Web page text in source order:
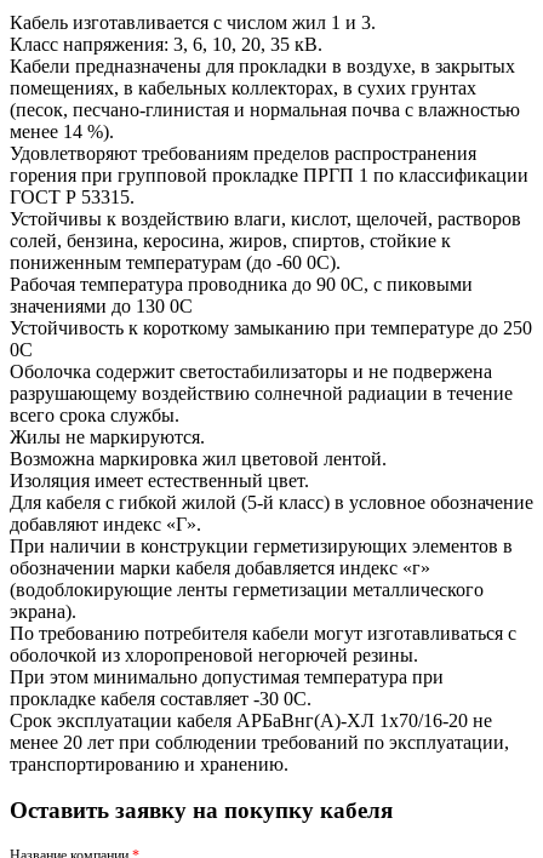
Кабель изготавливается с числом жил 1 и 3.
Класс напряжения: 3, 6, 10, 20, 35 кВ.
Кабели предназначены для прокладки в воздухе, в закрытых
помещениях, в кабельных коллекторах, в сухих грунтах
(песок, песчано-глинистая и нормальная почва с влажностью
менее 14 %).
Удовлетворяют требованиям пределов распространения
горения при групповой прокладке ПРГП 1 по классификации
ГОСТ Р 53315.
Устойчивы к воздействию влаги, кислот, щелочей, растворов
солей, бензина, керосина, жиров, спиртов, стойкие к
пониженным температурам (до -60 0С).
Рабочая температура проводника до 90 0С, с пиковыми
значениями до 130 0С
Устойчивость к короткому замыканию при температуре до 250
0С
Оболочка содержит светостабилизаторы и не подвержена
разрушающему воздействию солнечной радиации в течение
всего срока службы.
Жилы не маркируются.
Возможна маркировка жил цветовой лентой.
Изоляция имеет естественный цвет.
Для кабеля с гибкой жилой (5-й класс) в условное обозначение
добавляют индекс «Г».
При наличии в конструкции герметизирующих элементов в
обозначении марки кабеля добавляется индекс «г»
(водоблокирующие ленты герметизации металлического
экрана).
По требованию потребителя кабели могут изготавливаться с
оболочкой из хлоропреновой негорючей резины.
При этом минимально допустимая температура при
прокладке кабеля составляет -30 0С.
Срок эксплуатации кабеля АРБаВнг(A)-ХЛ 1х70/16-20 не
менее 20 лет при соблюдении требований по эксплуатации,
транспортированию и хранению.
Оставить заявку на покупку кабеля